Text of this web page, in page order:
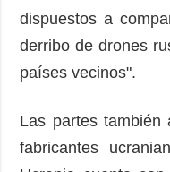
dispuestos a
derribo de drones
países vecinos".
Las partes también
fabricantes